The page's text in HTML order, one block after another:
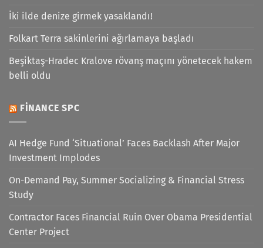
İki ilde denize girmek yasaklandı!
Folkart Terra sakinlerini ağırlamaya başladı
Beşiktaş-Hradec Kralove rövanş maçını yönetecek hakem
belli oldu
FINANCE SPC
AI Hedge Fund ‘Situational’ Faces Backlash After Major
Investment Implodes
On-Demand Pay, Summer Socializing & Financial Stress
Study
Contractor Faces Financial Ruin Over Obama Presidential
Center Project